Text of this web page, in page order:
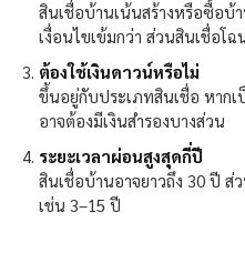
สินเชื่อบ้านเน้นสร้างหรือซื้อบ้
เงื่อนไขเข้มกว่า ส่วนสินเชื่อโ
ต้องใช้เงินดาวน์หรือไม่
ขึ้นอยู่กับประเภทสินเชื่อ หาก
อาจต้องมีเงินสำรองบางส่วน
ระยะเวลาผ่อนสูงสุดกี่ปี
สินเชื่อบ้านอาจยาวถึง 30 ปี ส่
เช่น 3–15 ปี